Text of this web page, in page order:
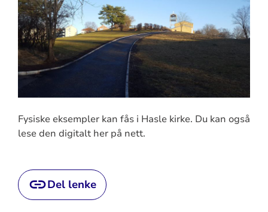
Fysiske eksempler kan fås i Hasle kirke. Du kan også
lese den digitalt her på nett.
Del lenke